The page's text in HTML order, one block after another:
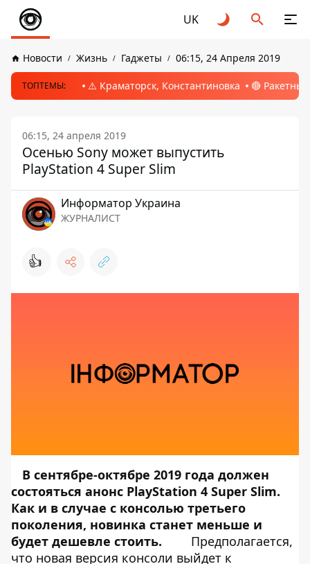
UK
Новости Жизнь Гаджеты 06:15, 24 Апреля 2019
ТОПТЕМЫ: ⚠️ Краматорск, Константиновка 🔴
06:15, 24 апреля 2019
Осенью Sony может выпустить
PlayStation 4 Super Slim
Информатор Украина
ЖУРНАЛИСТ
👍
В сентябре-октябре 2019 года должен
состояться анонс PlayStation 4 Super Slim.
Как и в случае с консолью третьего
поколения, новинка станет меньше и
будет дешевле стоить.
Предполагается,
что новая версия консоли выйдет к